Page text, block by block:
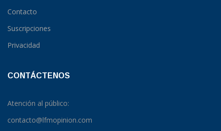
Contacto
Suscripciones
Privacidad
CONTÁCTENOS
Atención al público:
contacto@lfmopinion.com